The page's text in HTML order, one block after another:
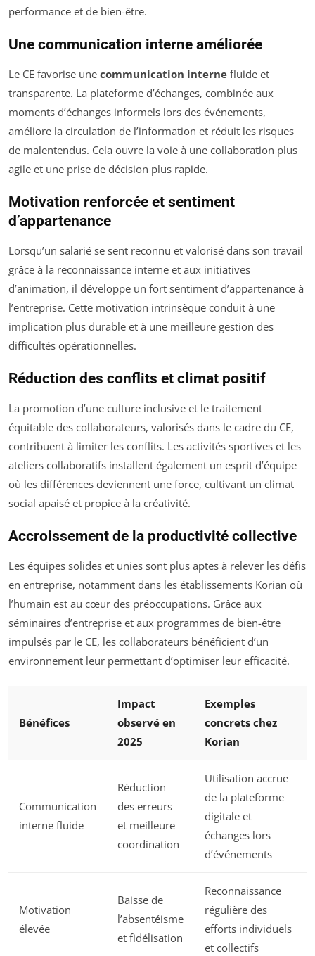
performance et de bien-être.
Une communication interne améliorée
Le CE favorise une communication interne fluide et
transparente. La plateforme d’échanges, combinée aux
moments d’échanges informels lors des événements,
améliore la circulation de l’information et réduit les risques
de malentendus. Cela ouvre la voie à une collaboration plus
agile et une prise de décision plus rapide.
Motivation renforcée et sentiment
d’appartenance
Lorsqu’un salarié se sent reconnu et valorisé dans son travail
grâce à la reconnaissance interne et aux initiatives
d’animation, il développe un fort sentiment d’appartenance à
l’entreprise. Cette motivation intrinsèque conduit à une
implication plus durable et à une meilleure gestion des
difficultés opérationnelles.
Réduction des conflits et climat positif
La promotion d’une culture inclusive et le traitement
équitable des collaborateurs, valorisés dans le cadre du CE,
contribuent à limiter les conflits. Les activités sportives et les
ateliers collaboratifs installent également un esprit d’équipe
où les différences deviennent une force, cultivant un climat
social apaisé et propice à la créativité.
Accroissement de la productivité collective
Les équipes solides et unies sont plus aptes à relever les défis
en entreprise, notamment dans les établissements Korian où
l’humain est au cœur des préoccupations. Grâce aux
séminaires d’entreprise et aux programmes de bien-être
impulsés par le CE, les collaborateurs bénéficient d’un
environnement leur permettant d’optimiser leur efficacité.
Bénéfices
Impact
observé en
2025
Exemples
concrets chez
Korian
Communication
interne fluide
Réduction
des erreurs
et meilleure
coordination
Utilisation accrue
de la plateforme
digitale et
échanges lors
d’événements
Motivation
élevée
Baisse de
l’absentéisme
et fidélisation
Reconnaissance
régulière des
efforts individuels
et collectifs